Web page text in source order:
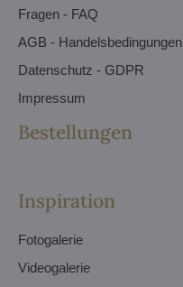
Fragen - FAQ
AGB - Handelsbedingungen
Datenschutz - GDPR
Impressum
Bestellungen
Inspiration
Fotogalerie
Videogalerie